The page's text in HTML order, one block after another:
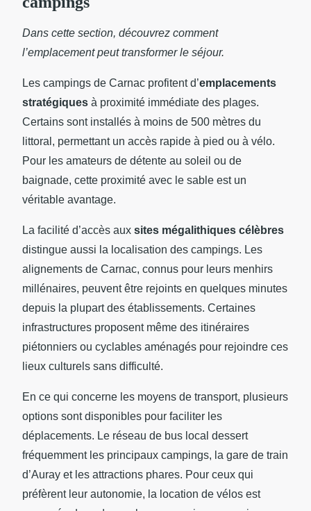
Dans cette section, découvrez comment
l’emplacement peut transformer le séjour.
Les campings de Carnac profitent d’emplacements
stratégiques à proximité immédiate des plages.
Certains sont installés à moins de 500 mètres du
littoral, permettant un accès rapide à pied ou à vélo.
Pour les amateurs de détente au soleil ou de
baignade, cette proximité avec le sable est un
véritable avantage.
La facilité d’accès aux sites mégalithiques célèbres
distingue aussi la localisation des campings. Les
alignements de Carnac, connus pour leurs menhirs
millénaires, peuvent être rejoints en quelques minutes
depuis la plupart des établissements. Certaines
infrastructures proposent même des itinéraires
piétonniers ou cyclables aménagés pour rejoindre ces
lieux culturels sans difficulté.
En ce qui concerne les moyens de transport, plusieurs
options sont disponibles pour faciliter les
déplacements. Le réseau de bus local dessert
fréquemment les principaux campings, la gare de train
d’Auray et les attractions phares. Pour ceux qui
préfèrent leur autonomie, la location de vélos est